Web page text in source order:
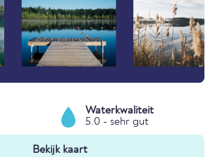
Waterkwaliteit
5.0 - sehr gut
Bekijk kaart